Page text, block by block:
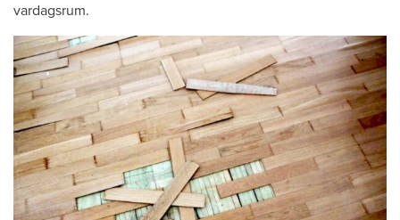
vardagsrum.